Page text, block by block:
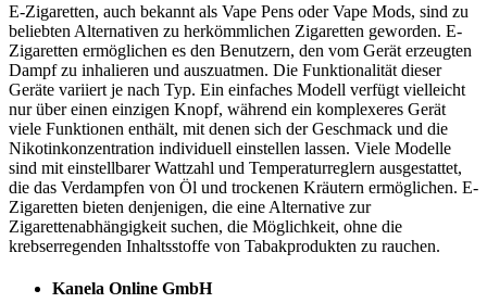
E-Zigaretten, auch bekannt als Vape Pens oder Vape Mods, sind zu
beliebten Alternativen zu herkömmlichen Zigaretten geworden. E-
Zigaretten ermöglichen es den Benutzern, den vom Gerät erzeugten
Dampf zu inhalieren und auszuatmen. Die Funktionalität dieser
Geräte variiert je nach Typ. Ein einfaches Modell verfügt vielleicht
nur über einen einzigen Knopf, während ein komplexeres Gerät
viele Funktionen enthält, mit denen sich der Geschmack und die
Nikotinkonzentration individuell einstellen lassen. Viele Modelle
sind mit einstellbarer Wattzahl und Temperaturreglern ausgestattet,
die das Verdampfen von Öl und trockenen Kräutern ermöglichen. E-
Zigaretten bieten denjenigen, die eine Alternative zur
Zigarettenabhängigkeit suchen, die Möglichkeit, ohne die
krebserregenden Inhaltsstoffe von Tabakprodukten zu rauchen.
Kanela Online GmbH